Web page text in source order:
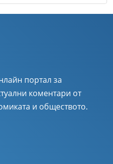
портал за
коментари от
и обществото.